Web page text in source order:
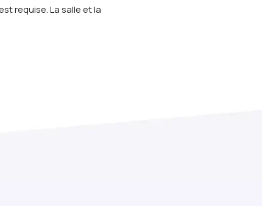
requise. La salle et la